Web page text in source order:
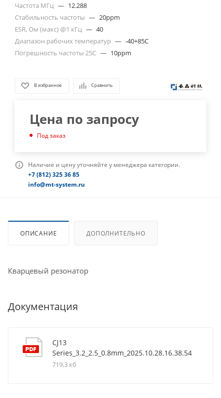
Частота МГц — 12.288
Стабильность частоты — 20ppm
ESR, Ом (макс) @1 кГц — 40
Диапазон рабочих температур — -40+85C
Погрешность частоты 25С — 10ppm
В избранное Сравнить
Цена по запросу
Под заказ
Наличие и цену уточняйте у менеджера категории.
+7 (812) 325 36 85
info@mt-system.ru
ОПИСАНИЕ ДОПОЛНИТЕЛЬНО
Кварцевый резонатор
Документация
CJ13
Series_3.2_2.5_0.8mm_2025.10.28.16.38.54
719,3 кб